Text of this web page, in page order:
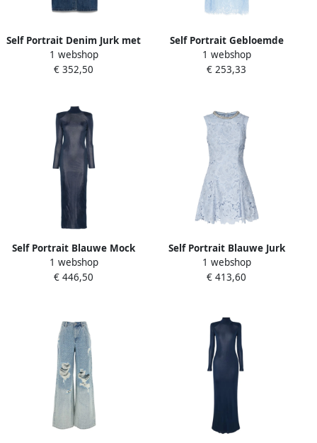
Self Portrait Denim Jurk met
Kristal Knopen Blue Dames
1 webshop
€ 352,50
Self Portrait Gebloemde
kanten midi-rok met
pailletten Blue Dames
1 webshop
€ 253,33
Self Portrait Blauwe Mock
Neck Lange Mouw Jurk Blue
Dames
1 webshop
€ 446,50
Self Portrait Blauwe Jurk
met Strass Halslijn Blue
Dames
1 webshop
€ 413,60